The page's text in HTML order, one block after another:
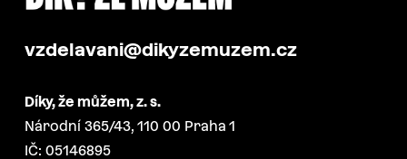
vzdelavani@dikyzemuzem.cz
Díky, že můžem, z. s.
Národní 365/43, 110 00 Praha 1
IČ: 05146895